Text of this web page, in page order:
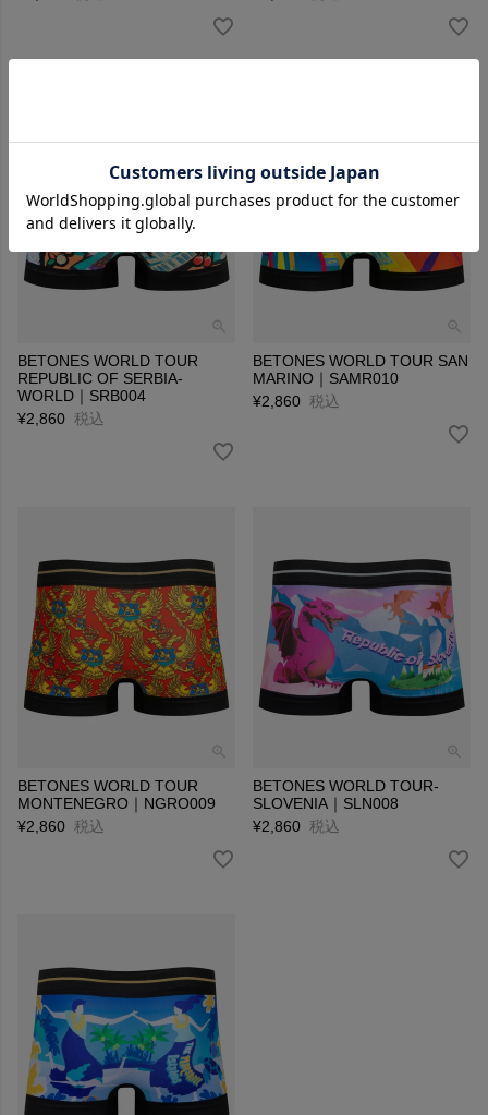
BETONES WORLD TOUR
REPUBLIC OF SERBIA-
WORLD｜SRB004
¥2,860 税込
BETONES WORLD TOUR SAN
MARINO｜SAMR010
¥2,860 税込
BETONES WORLD TOUR
MONTENEGRO｜NGRO009
¥2,860 税込
BETONES WORLD TOUR-
SLOVENIA｜SLN008
¥2,860 税込